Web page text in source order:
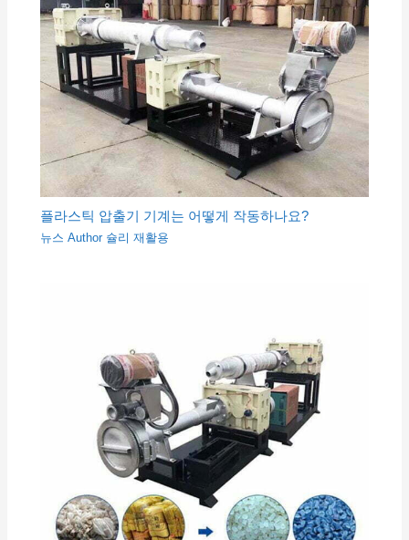
플라스틱 압출기 기계는 어떻게 작동하나요?
뉴스 Author 슐리 재활용